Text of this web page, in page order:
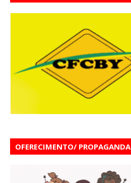
OFERECIMENTO/ PROPAGANDA